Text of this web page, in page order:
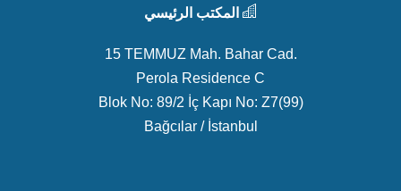
المكتب الرئيسي
15 TEMMUZ Mah. Bahar Cad.
Perola Residence C
Blok No: 89/2 İç Kapı No: Z7(99)
Bağcılar / İstanbul